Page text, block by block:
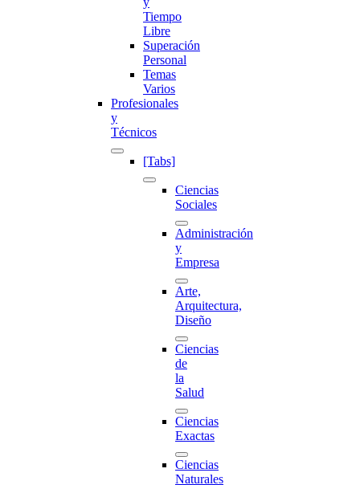
Tiempo
Libre
Superación
Personal
Temas
Varios
Profesionales
y
Técnicos
[Tabs]
Ciencias
Sociales
Administración
y
Empresa
Arte,
Arquitectura,
Diseño
Ciencias
de
la
Salud
Ciencias
Exactas
Ciencias
Naturales